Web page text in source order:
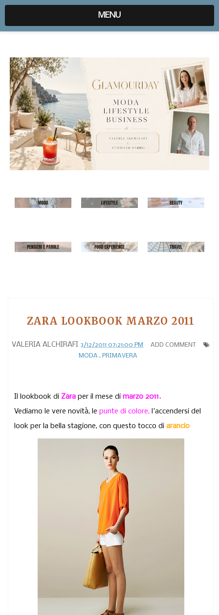
expr:lang=it;data:blog.locale
MENU
ZARA LOOKBOOK MARZO 2011
VALERIA ALCHIRAFI 3/12/2011 07:21:00 PM
ADD COMMENT
MODA , PRIMAVERA
Il lookbook di Zaraper il mese dimarzo 2011.
Vediamo le vere novità, lepunte di colore, l'accendersi del
look per la bella stagione, con questo tocco diarancio